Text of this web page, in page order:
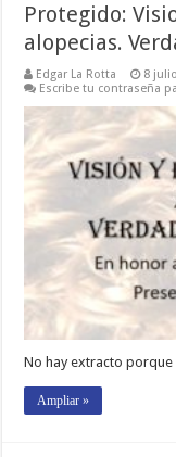
Protegido:
alopecias.
Edgar La Rotta 8
Escribe tu contraseña
No hay extracto
Ampliar »